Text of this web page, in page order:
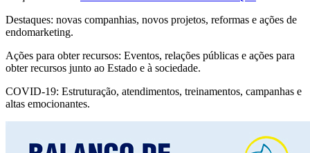
Destaques: novas companhias, novos projetos, reformas e ações de
endomarketing.
Ações para obter recursos: Eventos, relações públicas e ações para
obter recursos junto ao Estado e à sociedade.
COVID-19: Estruturação, atendimentos, treinamentos, campanhas e
altas emocionantes.